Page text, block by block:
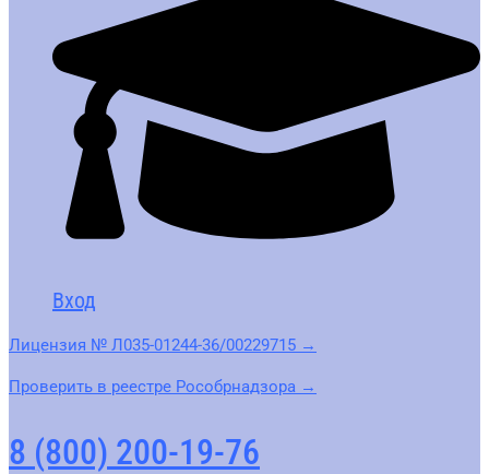
Вход
Лицензия № Л035-01244-36/00229715 →
Проверить в реестре Рособрнадзора →
8 (800) 200-19-76